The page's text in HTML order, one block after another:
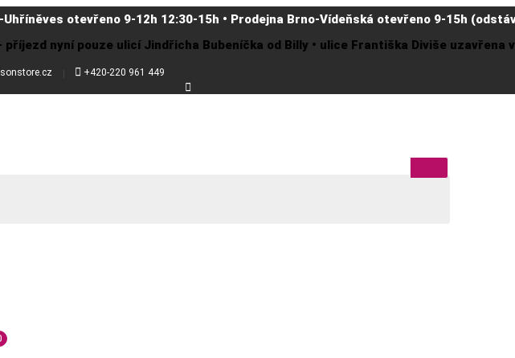
otevřeno 9-12h 12:30-15h • Prodejna Brno-Vídeňská otevřeno 9-15h
nyní pouze ulicí Jindřicha Bubeníčka od Billy • ulice Františka Diviše uzavřena
 +420-220 961 449
